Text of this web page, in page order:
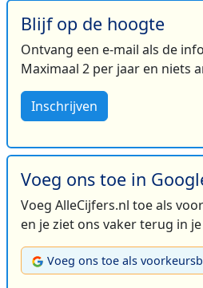
Blijf op de hoogte
Ontvang een e-mail als de
Maximaal 2 per jaar en niets
Inschrijven
Voeg ons toe in
Voeg AlleCijfers.nl toe als
en je ziet ons vaker terug in
Voeg ons toe als